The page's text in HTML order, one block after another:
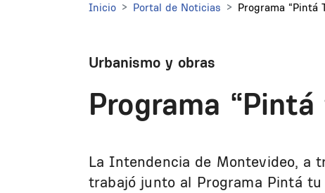
Inicio Portal de Noticias Programa “Pintá
Urbanismo y obras
Programa
La Intendencia de Montevideo, a
trabajó junto al Programa Pintá